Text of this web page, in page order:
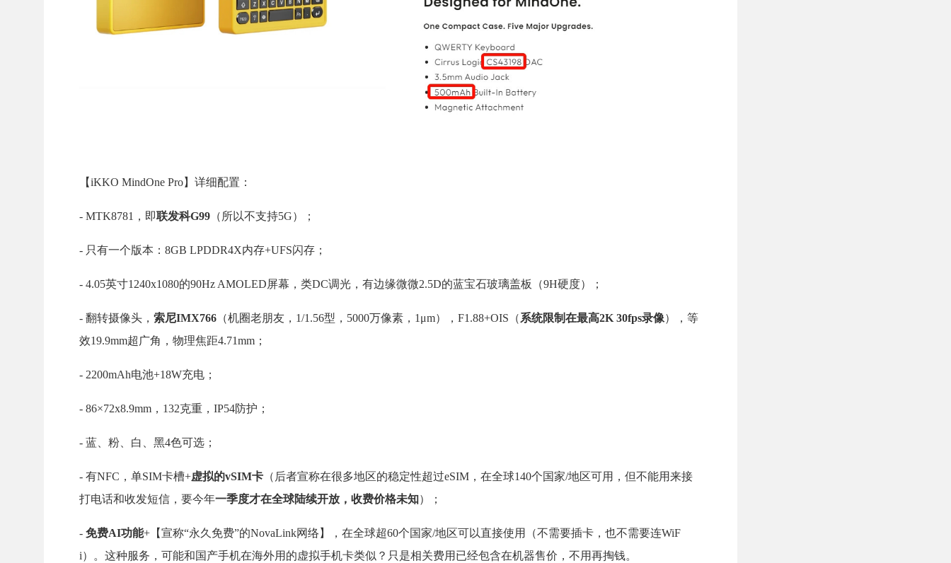
【iKKO MindOne Pro】详细配置：
- MTK8781，即联发科G99 （所以不支持5G）；
- 只有一个版本：8GB LPDDR4X内存+UFS闪存；
- 4.05英寸1240x1080的90Hz AMOLED屏幕，类DC调光，有边缘微微2.5D的蓝宝石玻璃盖板（9H硬度）；
- 翻转摄像头， 索尼IMX766 （机圈老朋友，1/1.56型，5000万像素，1μm），F1.88+OIS（系统限制在最高2K 30fps录像），等
效19.9mm超广角，物理焦距4.71mm；
- 2200mAh电池+18W充电；
- 86×72x8.9mm，132克重，IP54防护；
- 蓝、粉、白、黑4色可选；
- 有NFC，单SIM卡槽+虚拟的vSIM卡 （后者宣称在很多地区的稳定性超过eSIM，在全球140个国家/地区可用，但不能用来接
打电话和收发短信，要今年一季度才在全球陆续开放，收费价格未知）；
- 免费AI功能+【宣称“永久免费”的NovaLink网络】，在全球超60个国家/地区可以直接使用（不需要插卡，也不需要连WiF
i）。这种服务，可能和国产手机在海外用的虚拟手机卡类似？只是相关费用已经包含在机器售价，不用再掏钱。